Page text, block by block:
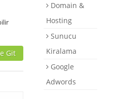
Git
Domain &
Hosting
Sunucu
Kiralama
Google
Adwords